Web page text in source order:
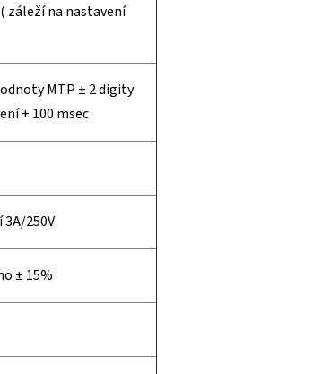
( záleží na nastavení
MTP ± 2 digity
+ 100 msec
250V
± 15%